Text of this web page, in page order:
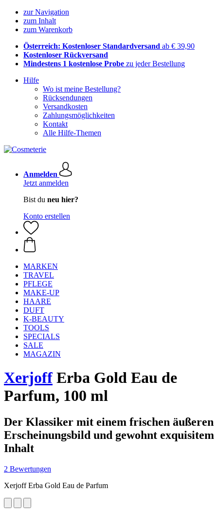
zur Navigation
zum Inhalt
zum Warenkorb
Österreich: Kostenloser Standardversand ab € 39,90
Kostenloser Rückversand
Mindestens 1 kostenlose Probe zu jeder Bestellung
Hilfe
Wo ist meine Bestellung?
Rücksendungen
Versandkosten
Zahlungsmöglichkeiten
Kontakt
Alle Hilfe-Themen
Anmelden
Jetzt anmelden
Bist du neu hier?
Konto erstellen
MARKEN
TRAVEL
PFLEGE
MAKE-UP
HAARE
DUFT
K-BEAUTY
TOOLS
SPECIALS
SALE
MAGAZIN
Xerjoff Erba Gold Eau de
Parfum, 100 ml
Der Klassiker mit einem frischen äußeren
Erscheinungsbild und gewohnt exquisitem
Inhalt
2 Bewertungen
Xerjoff Erba Gold Eau de Parfum